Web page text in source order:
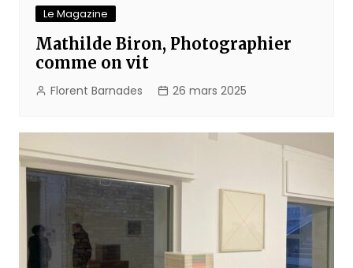
Le Magazine
Mathilde Biron, Photographier
comme on vit
Florent Barnades 26 mars 2025